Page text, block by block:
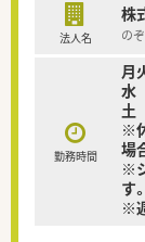
法人名
株
の
勤務時間
月
※
場
※
す。
※